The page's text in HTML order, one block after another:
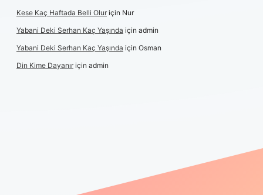
Kese Kaç Haftada Belli Oluriçin Nur
Yabani Deki Serhan Kaç Yaşında için admin
Yabani Deki Serhan Kaç Yaşında için Osman
Din Kime Dayanıriçin admin